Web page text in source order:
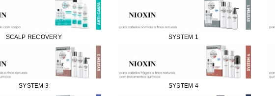
SCALP RECOVERY SYSTEM 1
SYSTEM 3 SYSTEM 4